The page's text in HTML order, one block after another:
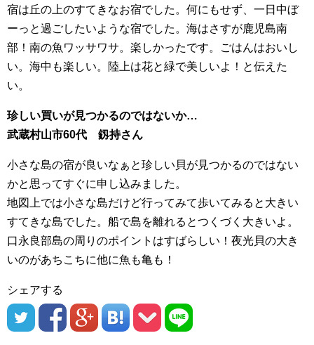
宿は丘の上のすてきなお宿でした。何にもせず、一日中ぼ
ーっと過ごしたいような宿でした。海はさすが鹿児島南
部！南の魚ワッサワサ。楽しかったです。ごはんはおいし
い。海中も楽しい。陸上は花と緑で美しいよ！と伝えた
い。
珍しい買いが見つかるのではないか…
武蔵村山市60代 釼持さん
小さな島の宿が良いなぁと珍しい貝が見つかるのではない
かと思ってすぐに申し込みました。
地図上では小さな島だけど行ってみて歩いてみると大きい
すてきな島でした。船で島を離れるとつくづく大きいよ。
口永良部島の周りのポイントはすばらしい！夜光貝の大き
いのがあちこちに他に魚も亀も！
シェアする